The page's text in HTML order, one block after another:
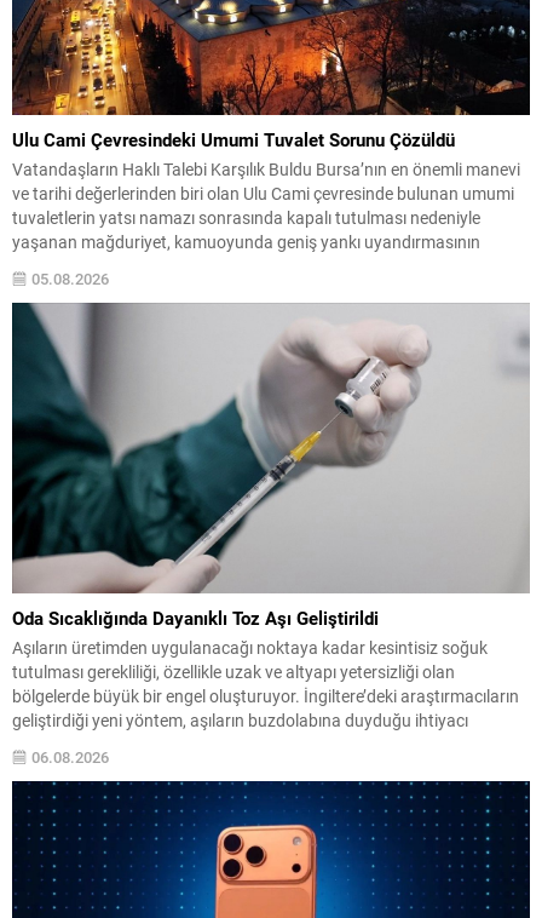
Ulu Cami Çevresindeki Umumi Tuvalet Sorunu Çözüldü
Vatandaşların Haklı Talebi Karşılık Buldu Bursa’nın en önemli manevi
ve tarihi değerlerinden biri olan Ulu Cami çevresinde bulunan umumi
tuvaletlerin yatsı namazı sonrasında kapalı tutulması nedeniyle
yaşanan mağduriyet, kamuoyunda geniş yankı uyandırmasının
yabancı misafirlerin uzun süredir dile getirdiği sorun, basının...
05.08.2026
Oda Sıcaklığında Dayanıklı Toz Aşı Geliştirildi
Aşıların üretimden uygulanacağı noktaya kadar kesintisiz soğuk
tutulması gerekliliği, özellikle uzak ve altyapı yetersizliği olan
bölgelerde büyük bir engel oluşturuyor. İngiltere’deki araştırmacıların
geliştirdiği yeni yöntem, aşıların buzdolabına duyduğu ihtiyacı
azaltma potansiyeli taşıyan bir çözüm sunuyor. Bilim insanları, sıvı
formdaki tetanoz-difteri aşısını özel bir kurutma süreciyle toz hâline
getirerek, oda sıcaklığında...
06.08.2026